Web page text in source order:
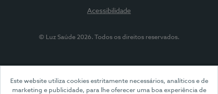
Este website utiliza cookies estritamente necessários, analíticos e de
marketing e publicidade, para lhe oferecer uma boa experiência de
Acessibilidade
© Luz Saúde 2026. Todos os direitos reservados.